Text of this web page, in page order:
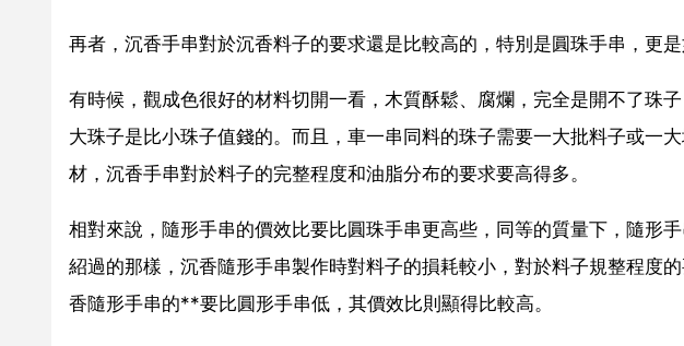
再者，沉香手串對於沉香料子的要求還是比較高的，特別是圓珠手串，更是
有時候，觀成色很好的材料切開一看，木質酥鬆、腐爛，完全是開不了珠
大珠子是比小珠子值錢的。而且，車一串同料的珠子需要一大批料子或一
材，沉香手串對於料子的完整程度和油脂分布的要求要高得多。
相對來說，隨形手串的價效比要比圓珠手串更高些，同等的質量下，隨形
紹過的那樣，沉香隨形手串製作時對料子的損耗較小，對於料子規整程度
香隨形手串的**要比圓形手串低，其價效比則顯得比較高。